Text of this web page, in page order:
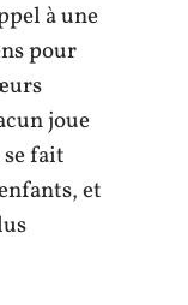
à une
pour
joue
fait
et